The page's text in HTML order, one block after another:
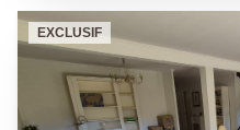
régulièrement entretenu.
travaux, seules vos idées
approprier ce lieu au
visiter rapidement, idéal
EXCLUSIF